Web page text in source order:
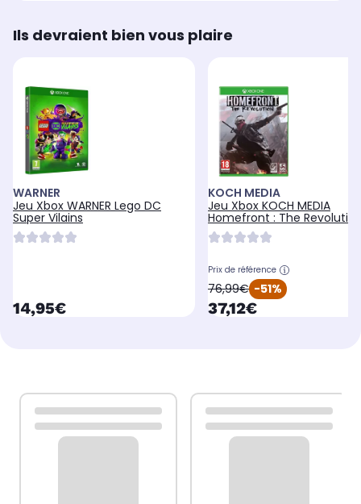
Ils devraient bien vous plaire
WARNER
Jeu Xbox WARNER Lego DC
Super Vilains
currentPrice
14,95€
KOCH MEDIA
Jeu Xbox KOCH MEDIA
Homefront : The Revolution
Prix de référence
oldPrice
76,99€ -51%
currentPrice
37,12€